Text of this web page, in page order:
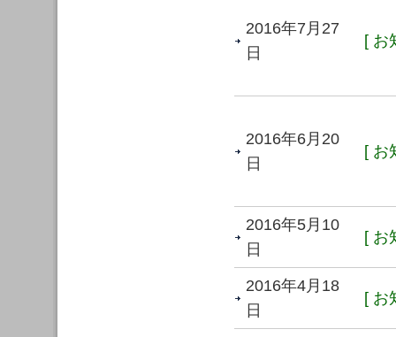
2016年7月27
日
[ お
2016年6月20
日
[ お
2016年5月10
日
[ お
2016年4月18
日
[ お